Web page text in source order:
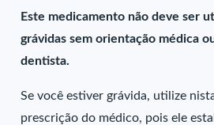
Este medicamento não deve ser
grávidas sem orientação médica
dentista.
Se você estiver grávida, utilize
prescrição do médico, pois ele